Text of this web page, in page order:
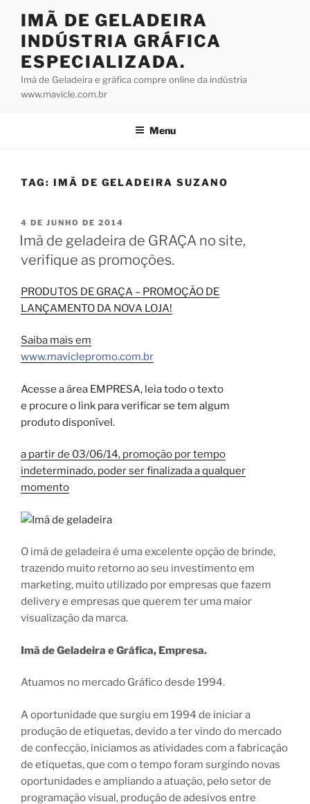
conteúdo
IMÃ DE GELADEIRA
INDÚSTRIA GRÁFICA
ESPECIALIZADA.
Imã de Geladeira e gráfica compre online da indústria
www.mavicle.com.br
Menu
TAG: IMÃ DE GELADEIRA SUZANO
PUBLICADO
EM
4 DE JUNHO DE 2014
Imã de geladeira de GRAÇA no site,
verifique as promoções.
PRODUTOS DE GRAÇA – PROMOÇÃO DE
LANÇAMENTO DA NOVA LOJA!
Saiba mais em
www.maviclepromo.com.br
Acesse a área EMPRESA, leia todo o texto
e procure o link para verificar se tem algum
produto disponível.
a partir de 03/06/14, promoção por tempo
indeterminado, poder ser finalizada a qualquer
momento
O imã de geladeira é uma excelente opção de brinde,
trazendo muito retorno ao seu investimento em
marketing, muito utilizado por empresas que fazem
delivery e empresas que querem ter uma maior
visualização da marca.
Imã de Geladeira e Gráfica, Empresa.
Atuamos no mercado Gráfico desde 1994.
A oportunidade que surgiu em 1994 de iniciar a
produção de etiquetas, devido a ter vindo do mercado
de confecção, iniciamos as atividades com a fabricação
de etiquetas, que com o tempo foram surgindo novas
oportunidades e ampliando a atuação, pelo setor de
programação visual, produção de adesivos entre